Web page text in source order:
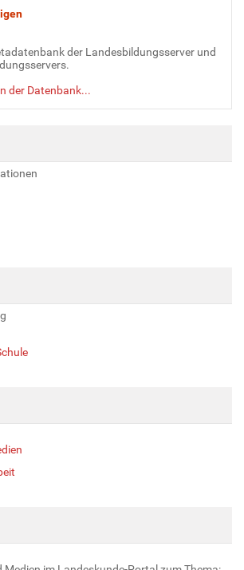
der Landesbildungsserver und
der Datenbank...